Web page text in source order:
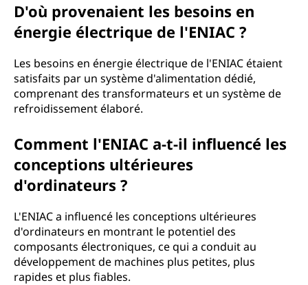
D'où provenaient les besoins en
énergie électrique de l'ENIAC ?
Les besoins en énergie électrique de l'ENIAC étaient
satisfaits par un système d'alimentation dédié,
comprenant des transformateurs et un système de
refroidissement élaboré.
Comment l'ENIAC a-t-il influencé les
conceptions ultérieures
d'ordinateurs ?
L'ENIAC a influencé les conceptions ultérieures
d'ordinateurs en montrant le potentiel des
composants électroniques, ce qui a conduit au
développement de machines plus petites, plus
rapides et plus fiables.